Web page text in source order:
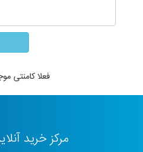
فعلا کامنتی
مرکز خرید